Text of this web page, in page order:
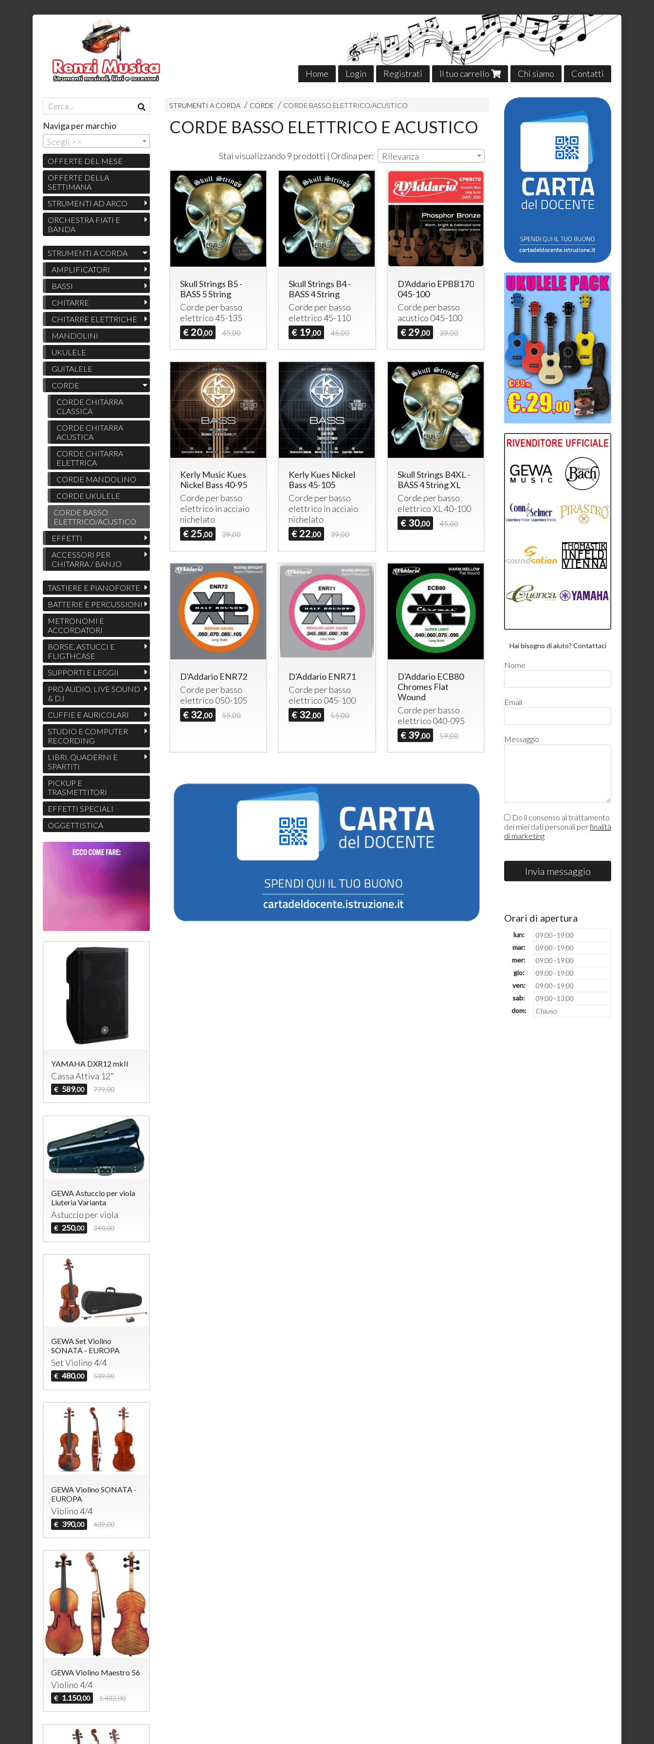
Home Login Registrati Il tuo carrello Chi siamo Contatti
STRUMENTI A CORDA CORDE CORDE BASSO ELETTRICO/ACUSTICO
CORDE BASSO ELETTRICO E ACUSTICO
Stai visualizzando 9 prodotti | Ordina per: Rilevanza
Skull Strings B5 -
BASS 5 String
Corde per basso
elettrico 45-135
€ 20,00 45,00
Skull Strings B4 -
BASS 4 String
Corde per basso
elettrico 45-110
€ 19,00 45,00
D'Addario EPBB170
045-100
Corde per basso
acustico 045-100
€ 29,00 39,00
Kerly Music Kues
Nickel Bass 40-95
Corde per basso
elettrico in acciaio
nichelato
€ 25,00 39,00
Kerly Kues Nickel
Bass 45-105
Corde per basso
elettrico in acciaio
nichelato
€ 22,00 39,00
Skull Strings B4XL -
BASS 4 String XL
Corde per basso
elettrico XL 40-100
€ 30,00 45,00
D'Addario ENR72
Corde per basso
elettrico 050-105
€ 32,00 55,00
D'Addario ENR71
Corde per basso
elettrico 045-100
€ 32,00 55,00
D'Addario ECB80
Chromes Flat
Wound
Corde per basso
elettrico 040-095
€ 39,00 59,00
Naviga per marchio
Scegli >>
OFFERTE DEL MESE
OFFERTE DELLA
SETTIMANA
STRUMENTI AD ARCO
ORCHESTRA FIATI E
BANDA
STRUMENTI A CORDA
AMPLIFICATORI
BASSI
CHITARRE
CHITARRE ELETTRICHE
MANDOLINI
UKULELE
GUITALELE
CORDE
CORDE CHITARRA
CLASSICA
CORDE CHITARRA
ACUSTICA
CORDE CHITARRA
ELETTRICA
CORDE MANDOLINO
CORDE UKULELE
CORDE BASSO
ELETTRICO/ACUSTICO
EFFETTI
ACCESSORI PER
CHITARRA / BANJO
TASTIERE E PIANOFORTE
BATTERIE E PERCUSSIONI
METRONOMI E
ACCORDATORI
BORSE, ASTUCCI E
FLIGTHCASE
SUPPORTI E LEGGII
PRO AUDIO, LIVE SOUND
& DJ
CUFFIE E AURICOLARI
STUDIO E COMPUTER
RECORDING
LIBRI, QUADERNI E
SPARTITI
PICKUP E
TRASMETTITORI
EFFETTI SPECIALI
OGGETTISTICA
YAMAHA DXR12 mkII
Cassa Attiva 12"
€ 589,00 779,00
GEWA Astuccio per viola
Liuteria Varianta
Astuccio per viola
€ 250,00 340,00
GEWA Set Violino
SONATA - EUROPA
Set Violino 4/4
€ 480,00 509,00
GEWA Violino SONATA -
EUROPA
Violino 4/4
€ 390,00 409,00
GEWA Violino Maestro 56
Violino 4/4
€ 1.150,00 1.482,00
Hai bisogno di aiuto? Contattaci
Nome
Email
Messaggio
Do il consenso al trattamento
dei miei dati personali perfinalità
di marketing
Invia messaggio
Orari di apertura
lun:
09:00–19:00
mar:
09:00–19:00
mer:
09:00–19:00
gio:
09:00–19:00
ven:
09:00–19:00
sab:
09:00–13:00
dom:
Chiuso